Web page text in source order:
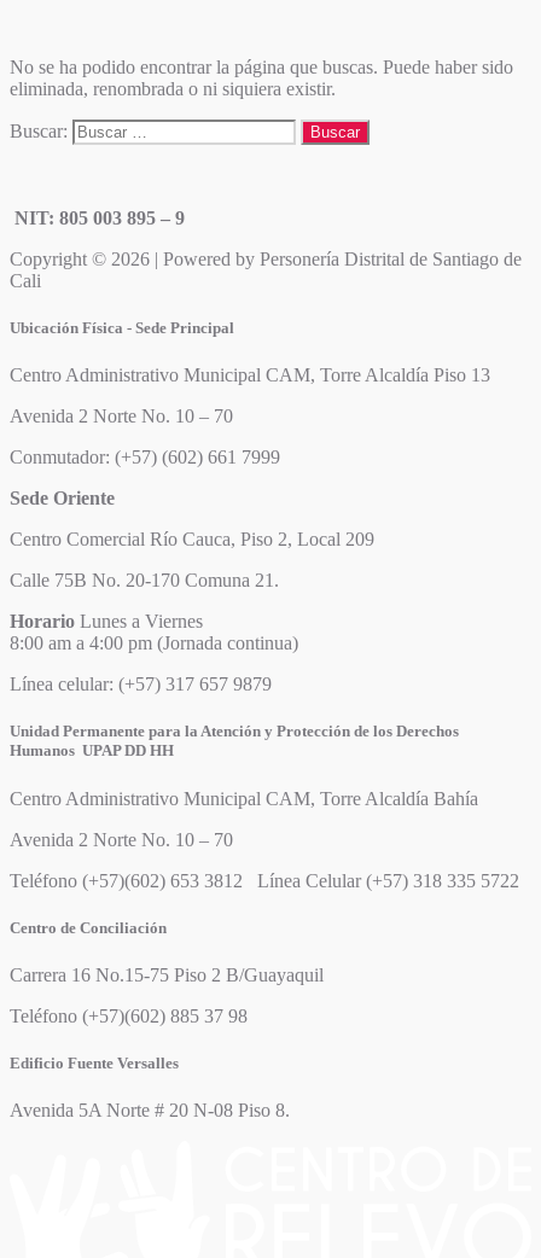
No se ha podido encontrar la página que buscas. Puede haber sido
eliminada, renombrada o ni siquiera existir.
Buscar:
NIT: 805 003 895 – 9
Copyright © 2026 | Powered by Personería Distrital de Santiago de
Cali
Ubicación Física - Sede Principal
Centro Administrativo Municipal CAM, Torre Alcaldía Piso 13
Avenida 2 Norte No. 10 – 70
Conmutador: (+57) (602) 661 7999
Sede Oriente
Centro Comercial Río Cauca, Piso 2, Local 209
Calle 75B No. 20-170 Comuna 21.
Horario Lunes a Viernes
8:00 am a 4:00 pm (Jornada continua)
Línea celular: (+57) 317 657 9879
Unidad Permanente para la Atención y Protección de los Derechos
Humanos UPAP DD HH
Centro Administrativo Municipal CAM, Torre Alcaldía Bahía
Avenida 2 Norte No. 10 – 70
Teléfono (+57)(602) 653 3812 Línea Celular (+57) 318 335 5722
Centro de Conciliación
Carrera 16 No.15-75 Piso 2 B/Guayaquil
Teléfono (+57)(602) 885 37 98
Edificio Fuente Versalles
Avenida 5A Norte # 20 N-08 Piso 8.